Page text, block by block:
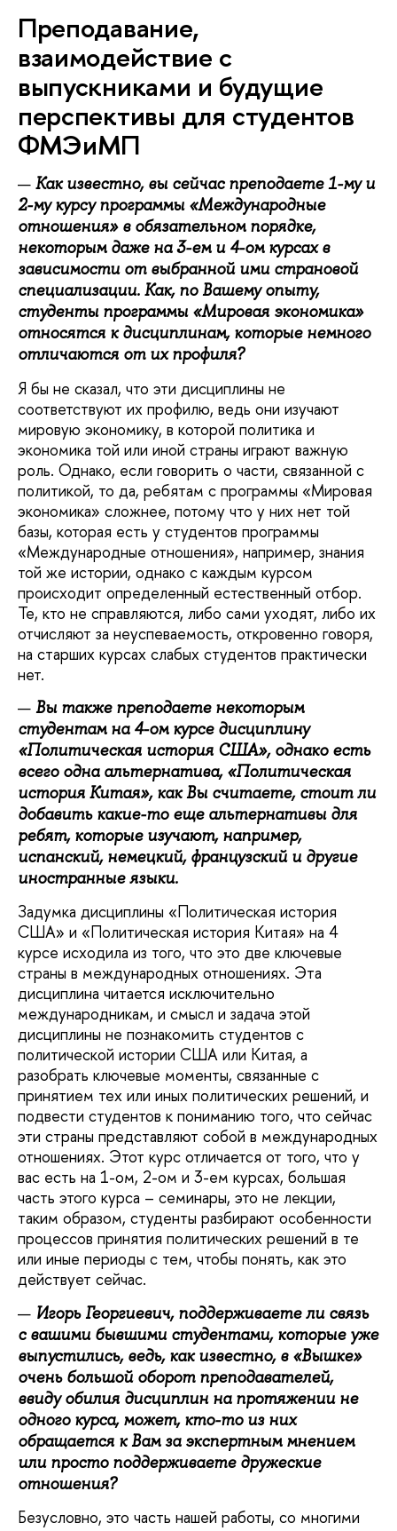
Преподавание,
взаимодействие с
выпускниками и будущие
перспективы для студентов
ФМЭиМП
Как известно, вы сейчас преподаете 1-му и
2-му курсу программы «Международные
отношения» в обязательном порядке,
некоторым даже на 3-ем и 4-ом курсах в
зависимости от выбранной ими страновой
специализации. Как, по Вашему опыту,
студенты программы «Мировая экономика»
относятся к дисциплинам, которые немного
отличаются от их профиля?
Я бы не сказал, что эти дисциплины не
соответствуют их профилю, ведь они изучают
мировую экономику, в которой политика и
экономика той или иной страны играют важную
роль. Однако, если говорить о части, связанной с
политикой, то да, ребятам с программы «Мировая
экономика» сложнее, потому что у них нет той
базы, которая есть у студентов программы
«Международные отношения», например, знания
той же истории, однако с каждым курсом
происходит определенный естественный отбор.
Те, кто не справляются, либо сами уходят, либо их
отчисляют за неуспеваемость, откровенно говоря,
на старших курсах слабых студентов практически
нет.
Вы также преподаете некоторым
студентам на 4-ом курсе дисциплину
«Политическая история США», однако есть
всего одна альтернатива, «Политическая
история Китая», как Вы считаете, стоит ли
добавить какие-то еще альтернативы для
ребят, которые изучают, например,
испанский, немецкий, французский и другие
иностранные языки.
Задумка дисциплины «Политическая история
США» и «Политическая история Китая» на 4
курсе исходила из того, что это две ключевые
страны в международных отношениях. Эта
дисциплина читается исключительно
международникам, и смысл и задача этой
дисциплины не познакомить студентов с
политической истории США или Китая, а
разобрать ключевые моменты, связанные с
принятием тех или иных политических решений, и
подвести студентов к пониманию того, что сейчас
эти страны представляют собой в международных
отношениях. Этот курс отличается от того, что у
вас есть на 1-ом, 2-ом и 3-ем курсах, большая
часть этого курса – семинары, это не лекции,
таким образом, студенты разбирают особенности
процессов принятия политических решений в те
или иные периоды с тем, чтобы понять, как это
действует сейчас.
Игорь Георгиевич, поддерживаете ли связь
с вашими бывшими студентами, которые уже
выпустились, ведь, как известно, в «Вышке»
очень большой оборот преподавателей,
ввиду обилия дисциплин на протяжении не
одного курса, может, кто-то из них
обращается к Вам за экспертным мнением
или просто поддерживаете дружеские
отношения?
Безусловно, это часть нашей работы, со многими